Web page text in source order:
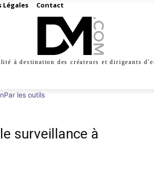
Légales Contact
à destination des créateurs et dirigeants
Par les outils
surveillance à